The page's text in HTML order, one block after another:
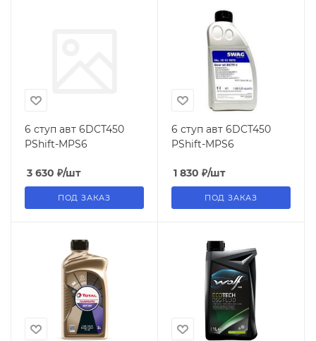
6 ступ авт 6DCT450
PShift-MPS6
3 630 ₽/шт
ПОД ЗАКАЗ
6 ступ авт 6DCT450
PShift-MPS6
1 830 ₽/шт
ПОД ЗАКАЗ